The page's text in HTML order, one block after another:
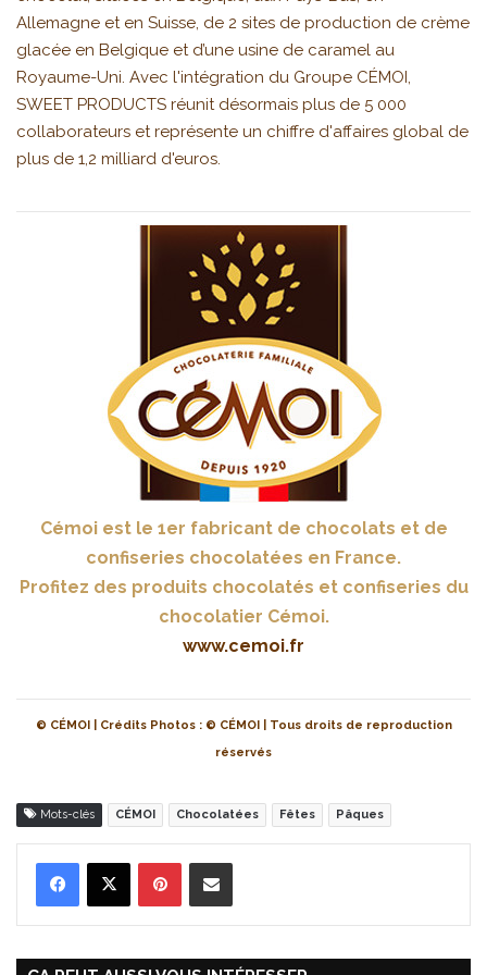
Allemagne et en Suisse, de 2 sites de production de crème
glacée en Belgique et d’une usine de caramel au
Royaume-Uni. Avec l'intégration du Groupe CÉMOI,
SWEET PRODUCTS réunit désormais plus de 5 000
collaborateurs et représente un chiffre d'affaires global de
plus de 1,2 milliard d'euros.
Cémoi est le 1er fabricant de chocolats et de
confiseries chocolatées en France.
Profitez des produits chocolatés et confiseries du
chocolatier Cémoi.
www.cemoi.fr
© CÉMOI | Crédits Photos : © CÉMOI | Tous droits de reproduction
réservés
Mots-clés CÉMOI Chocolatées Fêtes Pâques